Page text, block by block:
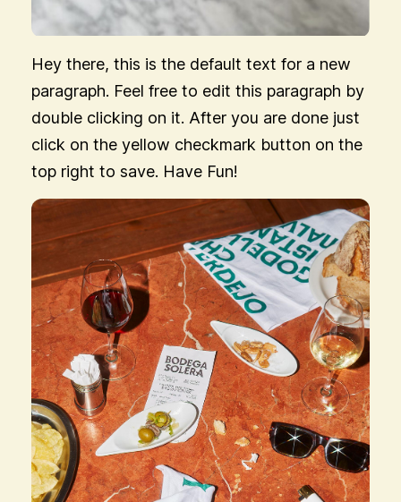
Hey there, this is the default text for a new
paragraph. Feel free to edit this paragraph by
double clicking on it. After you are done just
click on the yellow checkmark button on the
top right to save. Have Fun!